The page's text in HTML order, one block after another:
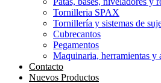
Tornilleria SPAX
Tornillería y sistemas de
Cubrecantos
Pegamentos
Maquinaria, herramientas y
Contacto
Nuevos Productos